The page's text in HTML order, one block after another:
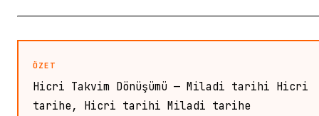
ÖZET
Hicri Takvim Dönüşümü — Miladi tarihi Hicri
tarihe, Hicri tarihi Miladi tarihe